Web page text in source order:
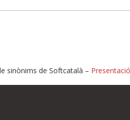
nos
sinònims de Softcatalà –